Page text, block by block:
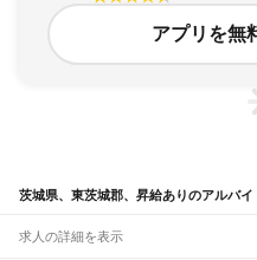
アプリを無
茨城県、東茨城郡、昇給ありのアルバ
求人の詳細を表示